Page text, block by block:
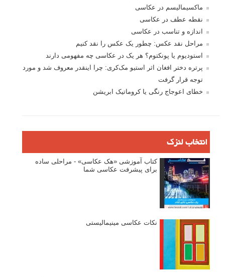
ماکسیمالیسم در عکاسی
نقطه عطف در عکاسی
اندازه و تناسب در عکاسی
مراحل نقد عکس: چطور یک عکس را نقد کنیم
استودیوم یا پونکتوم؟ هر یک در عکاسی چه مفهومی دارند
پرتره دختر افغان اثر استیو مک‌کری: چرا اینقدر معروف شد و مورد
توجه قرار گرفت
خطای اعوجاج رنگی یا کروماتیک ابریشن
انتخاب لنزک
کتاب آموزشی «هک عکاسی» - مراحلی ساده
برای پیشرفت عکاسی شما
نکات عکاسی مینیمالیستی